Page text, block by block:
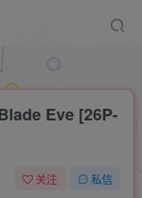
Eve [26P-
关注 私信